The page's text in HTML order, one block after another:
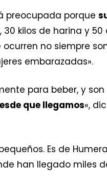
preocupada porque
kilos de harina y
no siempre
embarazadas».
para beber, y son
que llegamos«,